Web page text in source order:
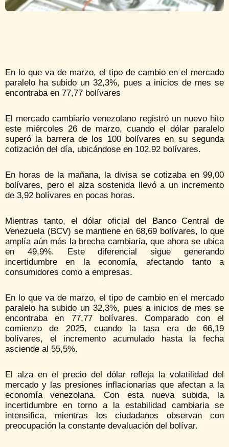
En lo que va de marzo, el tipo de cambio en el mercado
paralelo ha subido un 32,3%, pues a inicios de mes se
encontraba en 77,77 bolívares
El mercado cambiario venezolano registró un nuevo hito
este miércoles 26 de marzo, cuando el dólar paralelo
superó la barrera de los 100 bolívares en su segunda
cotización del día, ubicándose en 102,92 bolívares.
En horas de la mañana, la divisa se cotizaba en 99,00
bolívares, pero el alza sostenida llevó a un incremento
de 3,92 bolívares en pocas horas.
Mientras tanto, el dólar oficial del Banco Central de
Venezuela (BCV) se mantiene en 68,69 bolívares, lo que
amplía aún más la brecha cambiaria, que ahora se ubica
en 49,9%. Este diferencial sigue generando
incertidumbre en la economía, afectando tanto a
consumidores como a empresas.
En lo que va de marzo, el tipo de cambio en el mercado
paralelo ha subido un 32,3%, pues a inicios de mes se
encontraba en 77,77 bolívares. Comparado con el
comienzo de 2025, cuando la tasa era de 66,19
bolívares, el incremento acumulado hasta la fecha
asciende al 55,5%.
El alza en el precio del dólar refleja la volatilidad del
mercado y las presiones inflacionarias que afectan a la
economía venezolana. Con esta nueva subida, la
incertidumbre en torno a la estabilidad cambiaria se
intensifica, mientras los ciudadanos observan con
preocupación la constante devaluación del bolívar.